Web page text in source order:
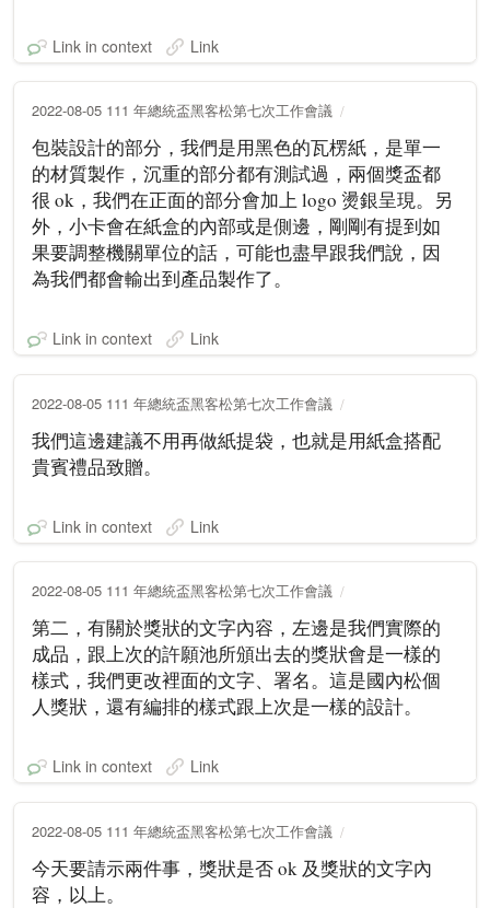
Link in context Link
2022-08-05 111 年總統盃黑客松第七次工作會議
包裝設計的部分，我們是用黑色的瓦楞紙，是單一
的材質製作，沉重的部分都有測試過，兩個獎盃都
很 ok，我們在正面的部分會加上 logo 燙銀呈現。另
外，小卡會在紙盒的內部或是側邊，剛剛有提到如
果要調整機關單位的話，可能也盡早跟我們說，因
為我們都會輸出到產品製作了。
Link in context Link
2022-08-05 111 年總統盃黑客松第七次工作會議
我們這邊建議不用再做紙提袋，也就是用紙盒搭配
貴賓禮品致贈。
Link in context Link
2022-08-05 111 年總統盃黑客松第七次工作會議
第二，有關於獎狀的文字內容，左邊是我們實際的
成品，跟上次的許願池所頒出去的獎狀會是一樣的
樣式，我們更改裡面的文字、署名。這是國內松個
人獎狀，還有編排的樣式跟上次是一樣的設計。
Link in context Link
2022-08-05 111 年總統盃黑客松第七次工作會議
今天要請示兩件事，獎狀是否 ok 及獎狀的文字內
容，以上。